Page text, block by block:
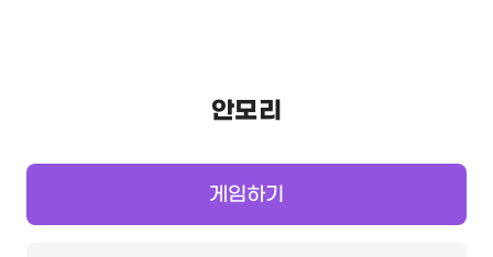
안모리
게임하기